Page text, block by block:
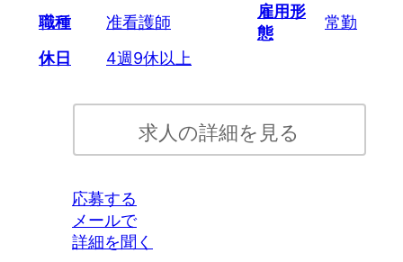
職種 准看護師
雇用形
態
常勤
休日
4週9休以上
求人の詳細を見る
応募する
メールで
詳細を聞く